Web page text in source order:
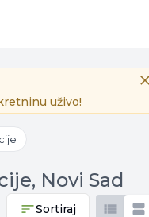
uživo!
Novi Sad
Sortiraj